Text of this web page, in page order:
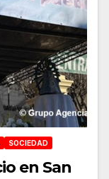
SOCIEDAD
en San